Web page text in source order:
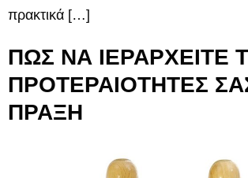
πρακτικά […]
ΠΩΣ ΝΑ ΙΕΡΑΡΧΕΙΤΕ
ΠΡΟΤΕΡΑΙΟΤΗΤΕΣ
ΠΡΑΞΗ